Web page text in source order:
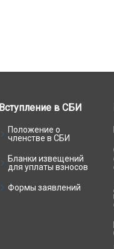
Вступление в СБИ
Положение о
членстве в СБИ
Бланки извещений
для уплаты взносов
Формы заявлений